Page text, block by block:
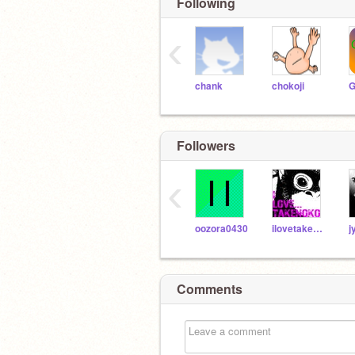
chank chokoji
‹
Followers
oozora0430 ilovetakenoko
‹
Comments